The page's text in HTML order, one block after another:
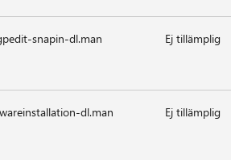
snapin-dl.man Ej tillämplig
dl.man Ej tillämplig